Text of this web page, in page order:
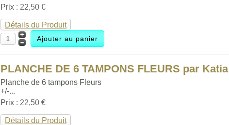
Prix : 22,50 €
Détails du Produit
PLANCHE DE 6 TAMPONS FLEURS par Katia
Planche de 6 tampons Fleurs
+/-...
Prix : 22,50 €
Détails du Produit